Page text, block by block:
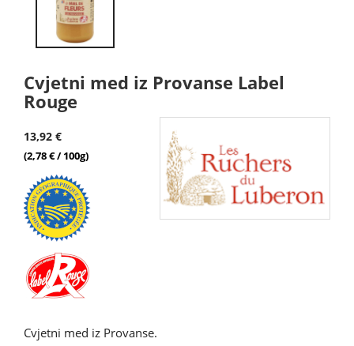
Cvjetni med iz Provanse Label
Rouge
13,92 €
(2,78 € / 100g)
Cvjetni med iz Provanse.